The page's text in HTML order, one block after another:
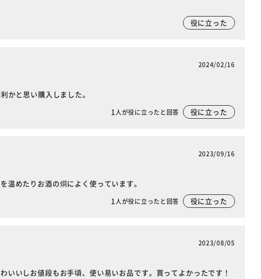
役に立った
2024/02/16
かと思い購入しました。
1 人が役に立ったと回答 役に立った
2023/09/16
温めたりお酒の燗によく使っています。
1 人が役に立ったと回答 役に立った
2023/08/05
いしお値段もお手頃、使い易いお品です。買ってよかったです！